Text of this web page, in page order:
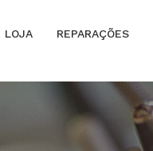
LOJA REPARAÇÕES